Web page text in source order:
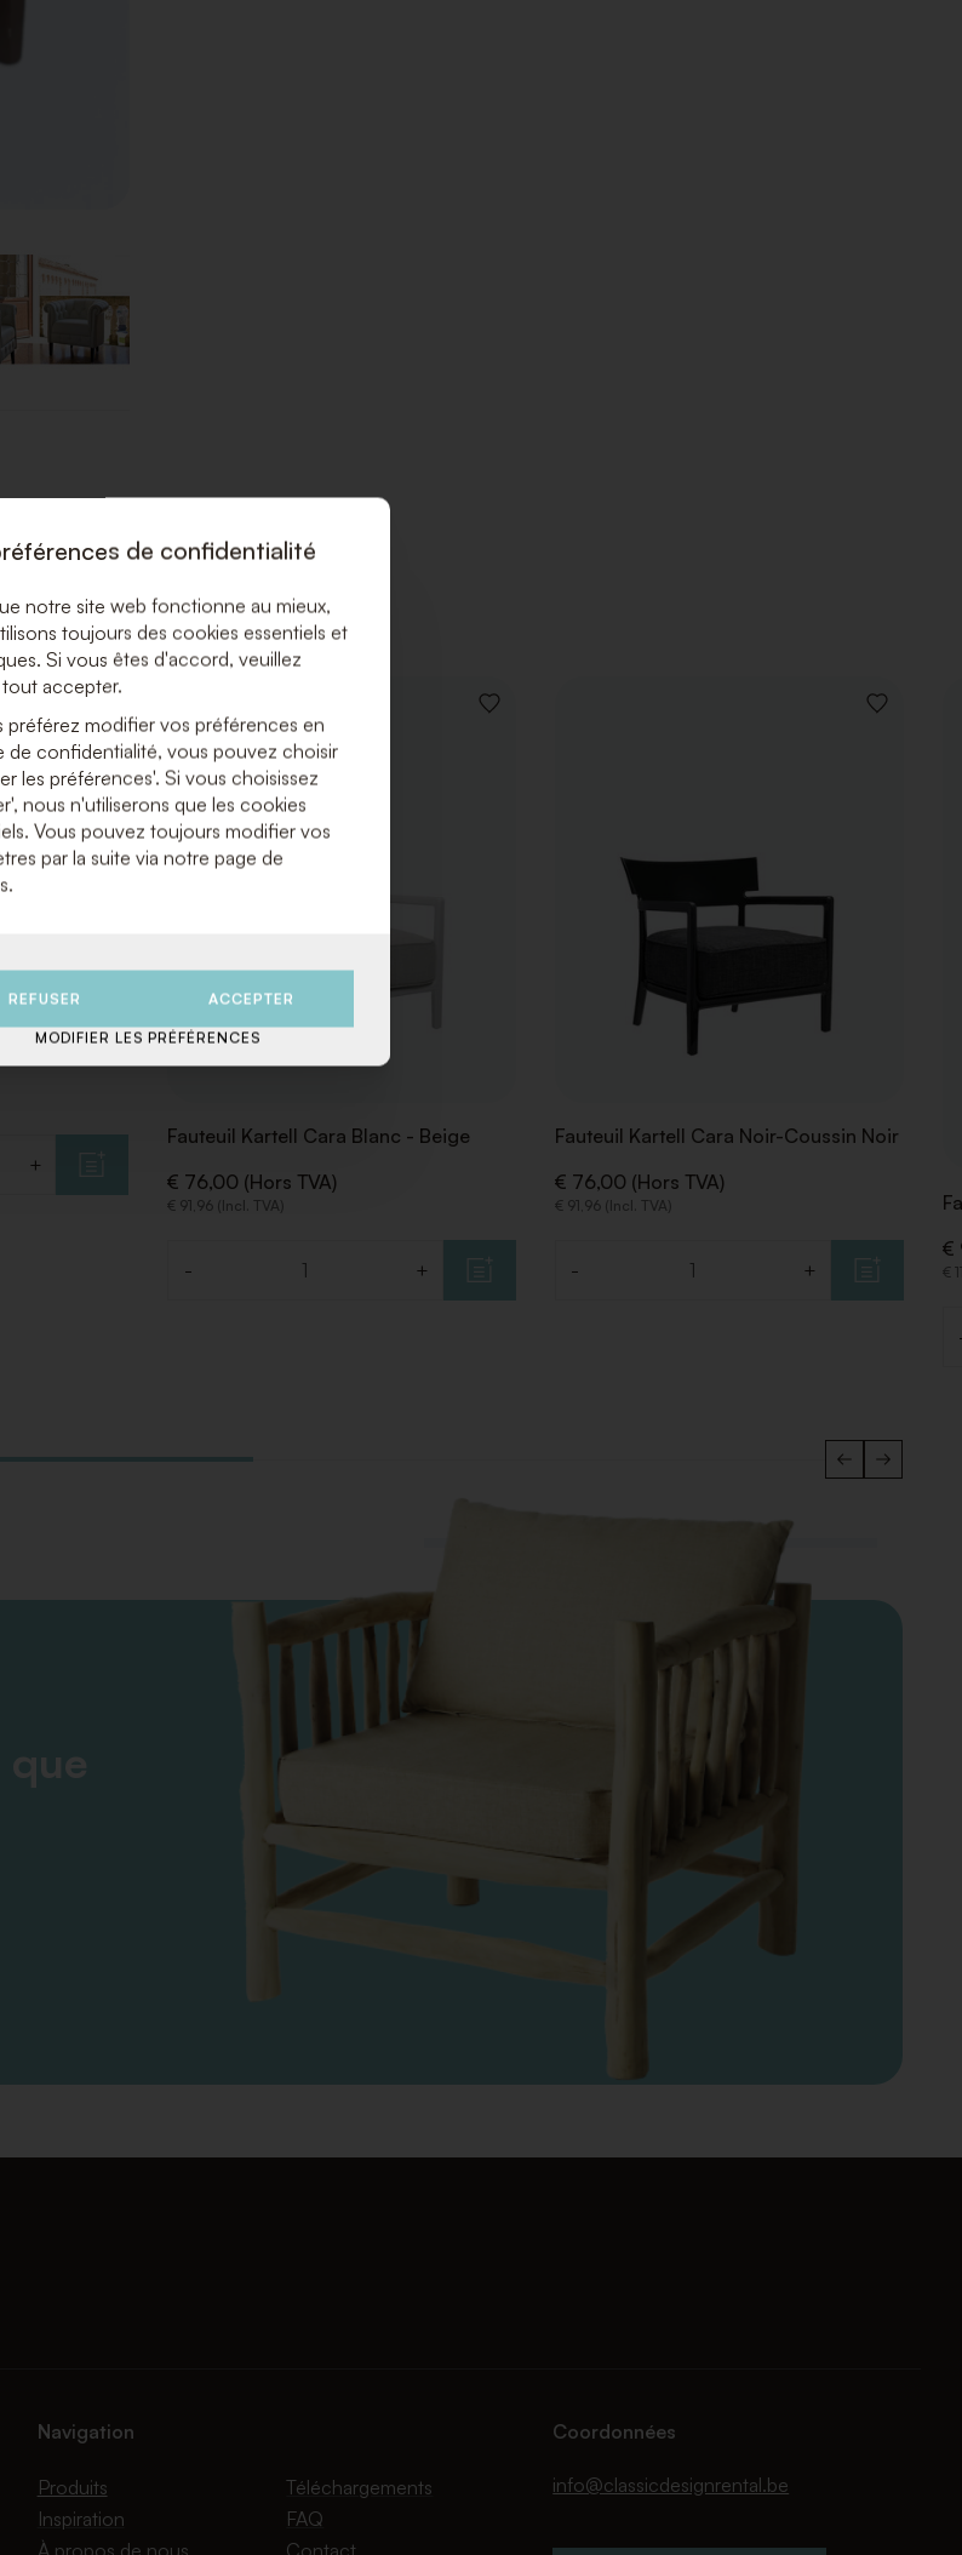
À
LA
LISTE
DE
SOUHAITS
+
AJOUTER
Fauteuil Kartell Cara Blanc - Beige
€ 76,00 (Hors TVA)
€ 91,96 (Incl. TVA)
- +
AJOUTER
Fauteuil Kartell Cara Noir-Coussin Noir
€ 76,00 (Hors TVA)
€ 91,96 (Incl. TVA)
- +
€
€
que
Navigation
Produits
Inspiration
Téléchargements
FAQ
Coordonnées
info@classicdesignrental.be
de confidentialité
notre site web fonctionne au mieux,
toujours des cookies essentiels et
Si vous êtes d'accord, veuillez
accepter.
préférez modifier vos préférences en
de confidentialité, vous pouvez choisir
les préférences'. Si vous choisissez
nous n'utiliserons que les cookies
Vous pouvez toujours modifier vos
par la suite via notre page de
REFUSER ACCEPTER
MODIFIER LES PRÉFÉRENCES